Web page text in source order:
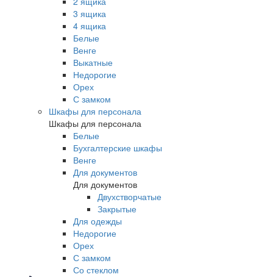
3 ящика
4 ящика
Белые
Венге
Выкатные
Недорогие
Орех
С замком
Шкафы для персонала
Шкафы для персонала
Белые
Бухгалтерские шкафы
Венге
Для документов
Для документов
Двухстворчатые
Закрытые
Для одежды
Недорогие
Орех
С замком
Со стеклом